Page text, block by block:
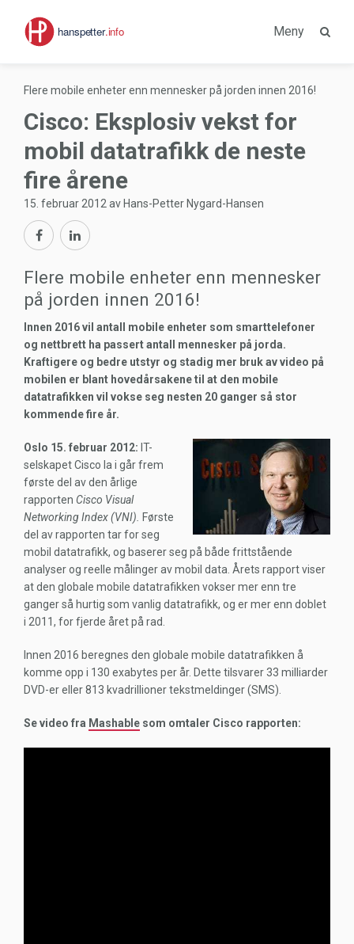
Meny
Flere mobile enheter enn mennesker på jorden innen 2016!
Cisco: Eksplosiv vekst for
mobil datatrafikk de neste
fire årene
15. februar 2012 av Hans-Petter Nygard-Hansen
Flere mobile enheter enn mennesker
på jorden innen 2016!
Innen 2016 vil antall mobile enheter som smarttelefoner
og nettbrett ha passert antall mennesker på jorda.
Kraftigere og bedre utstyr og stadig mer bruk av video på
mobilen er blant hovedårsakene til at den mobile
datatrafikken vil vokse seg nesten 20 ganger så stor
kommende fire år.
Oslo 15. februar 2012: IT-
selskapet Cisco la i går frem
første del av den årlige
rapporten Cisco Visual
Networking Index (VNI).
Første
del av rapporten tar for seg
mobil datatrafikk, og baserer seg på både frittstående
analyser og reelle målinger av mobil data. Årets rapport viser
at den globale mobile datatrafikken vokser mer enn tre
ganger så hurtig som vanlig datatrafikk, og er mer enn doblet
i 2011, for fjerde året på rad.
Innen 2016 beregnes den globale mobile datatrafikken å
komme opp i 130 exabytes per år. Dette tilsvarer 33 milliarder
DVD-er eller 813 kvadrillioner tekstmeldinger (SMS).
Se video fra Mashable som omtaler Cisco rapporten: